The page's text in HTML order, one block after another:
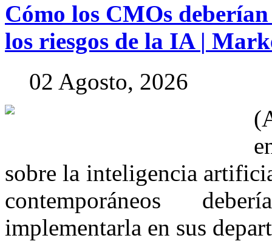
Cómo los CMOs deberían
los riesgos de la IA |
02 Agosto, 2026
sobre la inteligencia
contemporáneos
implementarla en sus